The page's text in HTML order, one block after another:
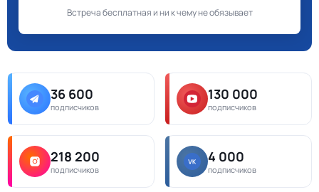
Встреча бесплатная и ни к чему не обязывает
36 600
подписчиков
130 000
подписчиков
218 200
подписчиков
4 000
подписчиков